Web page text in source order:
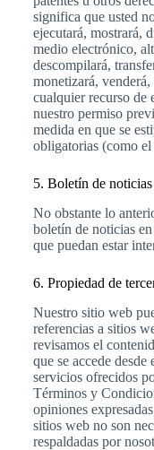
significa que usted
ejecutará, mostrará,
medio electrónico,
descompilará,
monetizará,
cualquier recurso de
nuestro permiso
medida en que se
obligatorias (como
5. Boletín de noticias
No obstante lo
boletín de noticias
que puedan estar
6. Propiedad de
Nuestro sitio web
referencias a sitios
revisamos el
que se accede
servicios ofrecidos
Términos y
opiniones
sitios web no son
respaldadas por